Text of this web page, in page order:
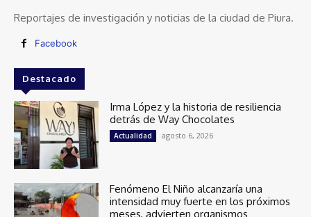
Reportajes de investigación y noticias de la ciudad de Piura.
Facebook
Destacado
Irma López y la historia de resiliencia
detrás de Way Chocolates
Actualidad agosto 6, 2026
Fenómeno El Niño alcanzaría una
intensidad muy fuerte en los próximos
meses, advierten organismos